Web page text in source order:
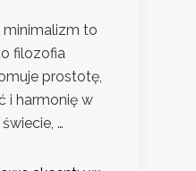
minimalizm to
filozofia
prostotę,
i harmonię w
…